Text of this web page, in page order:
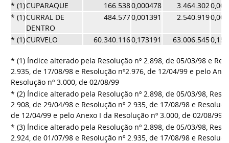
* (1)CUPARAQUE 166.5380,000478 3.464.302
* (1)CURRAL DE
DENTRO
484.5770,001391 2.540.919
* (1)CURVELO 60.340.1160,173191 63.006.545
* (1) Índice alterado pela Resolução nº 2.898, de 05/03/98 e
2.935, de 17/08/98 e Resolução nº2.976, de 12/04/99 e pelo
Resolução nº 3.000, de 02/08/99
* (2) Índice alterado pela Resolução nº 2.898, de 05/03/98,
2.908, de 29/04/98 e Resolução nº 2.935, de 17/08/98 e
de 12/04/99 e pelo Anexo I da Resolução nº 3.000, de 02/08/99
* (3) Índice alterado pela Resolução nº 2.898, de 05/03/98,
2.924, de 01/07/98 e Resolução nº 2.935, de 17/08/98 e